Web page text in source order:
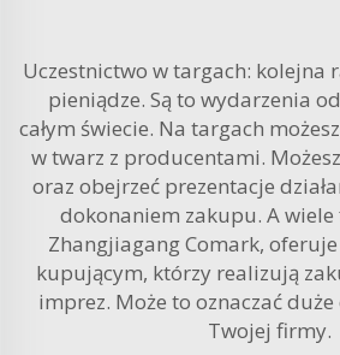
Uczestnictwo w targach: kolejna
pieniądze. Są to wydarzenia
całym świecie. Na targach
w twarz z producentami.
oraz obejrzeć prezentacje
dokonaniem zakupu. A
Zhangjiagang Comark,
kupującym, którzy realizują
imprez. Może to oznaczać
Twojej firmy.